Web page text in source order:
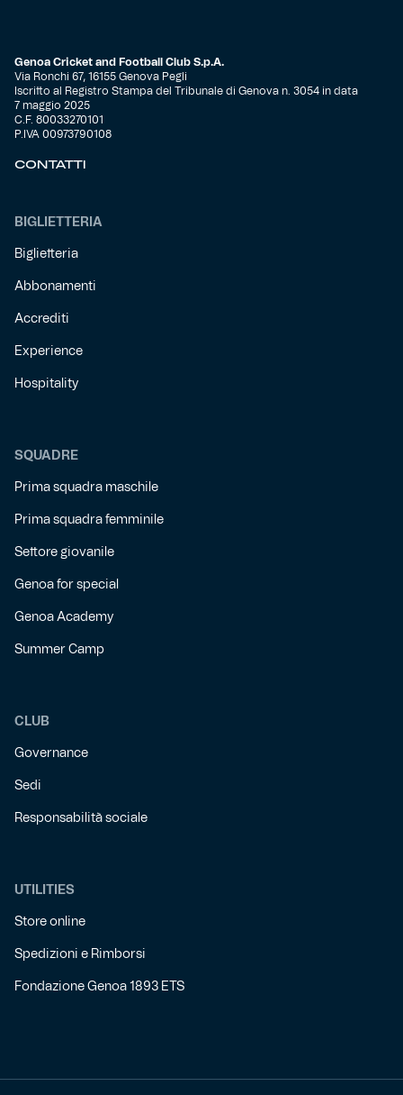
Genoa Cricket and Football Club S.p.A.
Via Ronchi 67, 16155 Genova Pegli
Iscritto al Registro Stampa del Tribunale di Genova n. 3054 in data
7 maggio 2025
C.F. 80033270101
P.IVA 00973790108
CONTATTI
BIGLIETTERIA
Biglietteria
Abbonamenti
Accrediti
Experience
Hospitality
SQUADRE
Prima squadra maschile
Prima squadra femminile
Settore giovanile
Genoa for special
Genoa Academy
Summer Camp
CLUB
Governance
Sedi
Responsabilità sociale
UTILITIES
Store online
Spedizioni e Rimborsi
Fondazione Genoa 1893 ETS